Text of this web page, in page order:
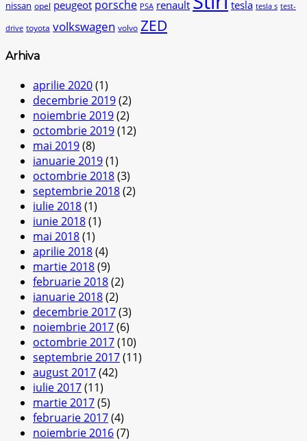
nissan opel peugeot porsche PSA renault tesla tesla s test-
drive toyota volkswagen volvo ZED
Arhiva
aprilie 2020(1)
decembrie 2019(2)
noiembrie 2019(2)
octombrie 2019(12)
mai 2019(8)
ianuarie 2019(1)
octombrie 2018(3)
septembrie 2018(2)
iulie 2018(1)
iunie 2018(1)
mai 2018(1)
aprilie 2018(4)
martie 2018(9)
februarie 2018(2)
ianuarie 2018(2)
decembrie 2017(3)
noiembrie 2017(6)
octombrie 2017(10)
septembrie 2017(11)
august 2017(42)
iulie 2017(11)
martie 2017(5)
februarie 2017(4)
noiembrie 2016(7)